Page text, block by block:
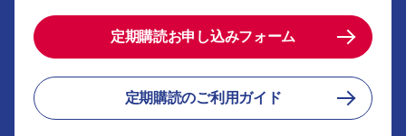
定期購読お申し込みフォーム
定期購読のご利用ガイド